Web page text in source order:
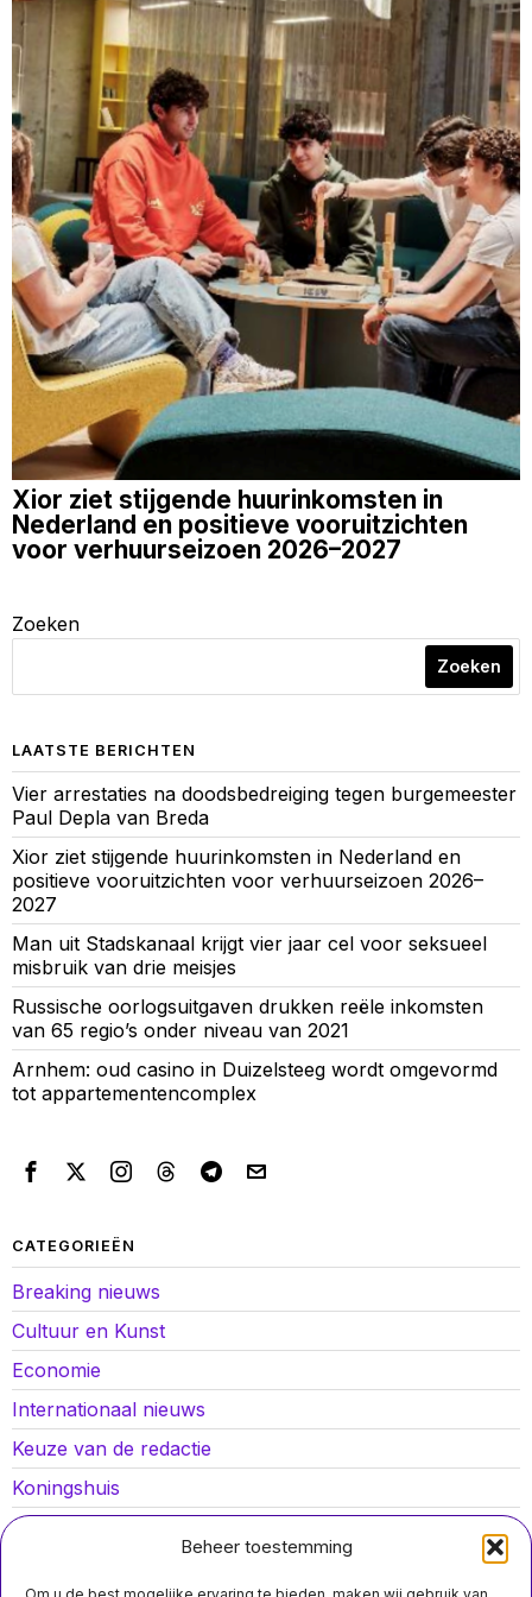
Beheer toestemming
Xior ziet stijgende huurinkomsten in
Nederland en positieve vooruitzichten
voor verhuurseizoen 2026–2027
Zoeken
Zoeken
LAATSTE BERICHTEN
Vier arrestaties na doodsbedreiging tegen burgemeester
Paul Depla van Breda
Xior ziet stijgende huurinkomsten in Nederland en
positieve vooruitzichten voor verhuurseizoen 2026–
2027
Man uit Stadskanaal krijgt vier jaar cel voor seksueel
misbruik van drie meisjes
Russische oorlogsuitgaven drukken reële inkomsten
van 65 regio’s onder niveau van 2021
Arnhem: oud casino in Duizelsteeg wordt omgevormd
tot appartementencomplex
CATEGORIEËN
Breaking nieuws
Cultuur en Kunst
Economie
Internationaal nieuws
Keuze van de redactie
Koningshuis
Lokaal nieuws